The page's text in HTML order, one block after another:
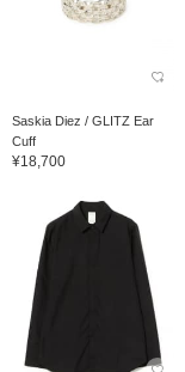
Saskia Diez / GLITZ Ear
Cuff
¥18,700